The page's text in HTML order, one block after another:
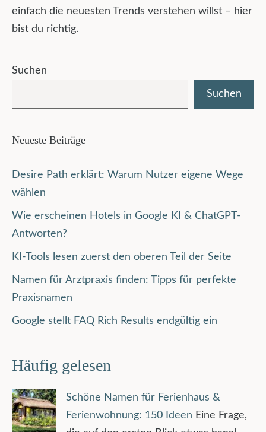
einfach die neuesten Trends verstehen willst – hier
bist du richtig.
Suchen
Suchen
Neueste Beiträge
Desire Path erklärt: Warum Nutzer eigene Wege
wählen
Wie erscheinen Hotels in Google KI & ChatGPT-
Antworten?
KI-Tools lesen zuerst den oberen Teil der Seite
Namen für Arztpraxis finden: Tipps für perfekte
Praxisnamen
Google stellt FAQ Rich Results endgültig ein
Häufig gelesen
Schöne Namen für Ferienhaus &
Ferienwohnung: 150 Ideen Eine Frage,